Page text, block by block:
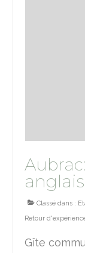
anglais
Classé dans :
Retour
Gîte